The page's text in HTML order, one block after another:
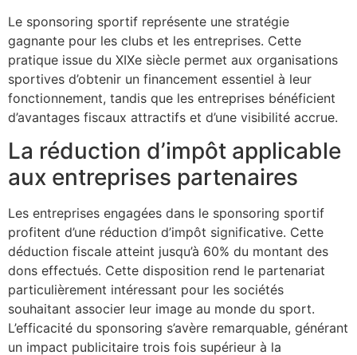
Le sponsoring sportif représente une stratégie
gagnante pour les clubs et les entreprises. Cette
pratique issue du XIXe siècle permet aux organisations
sportives d’obtenir un financement essentiel à leur
fonctionnement, tandis que les entreprises bénéficient
d’avantages fiscaux attractifs et d’une visibilité accrue.
La réduction d’impôt applicable
aux entreprises partenaires
Les entreprises engagées dans le sponsoring sportif
profitent d’une réduction d’impôt significative. Cette
déduction fiscale atteint jusqu’à 60% du montant des
dons effectués. Cette disposition rend le partenariat
particulièrement intéressant pour les sociétés
souhaitant associer leur image au monde du sport.
L’efficacité du sponsoring s’avère remarquable, générant
un impact publicitaire trois fois supérieur à la